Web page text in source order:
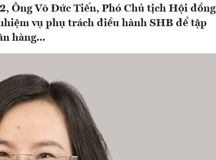
Ông Võ Đức Tiến, Phó Chủ tịch Hội đồng
vụ phụ trách điều hành SHB để tập
hàng...